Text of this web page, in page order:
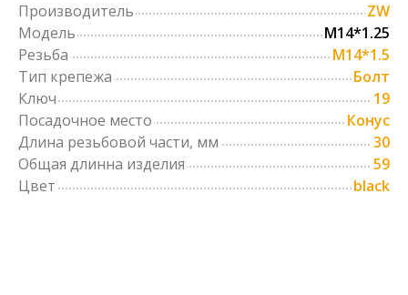
Производитель
ZW
Модель
М14*1.25
Резьба
M14*1.5
Тип крепежа
Болт
Ключ
19
Посадочное место
Конус
Длина резьбовой части, мм
30
Общая длинна изделия
59
Цвет
black